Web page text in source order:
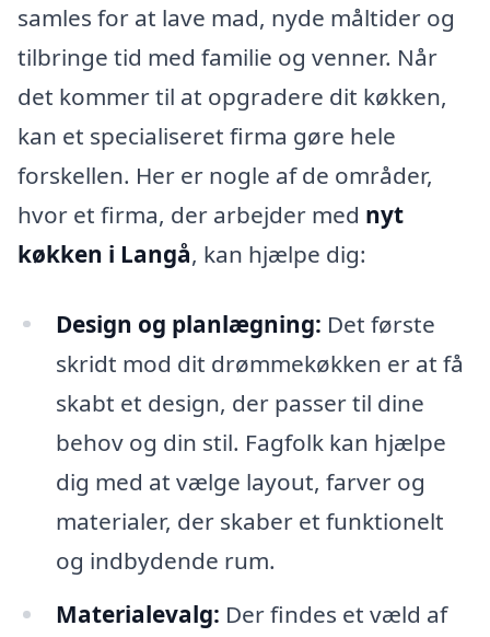
samles for at lave mad, nyde måltider og
tilbringe tid med familie og venner. Når
det kommer til at opgradere dit køkken,
kan et specialiseret firma gøre hele
forskellen. Her er nogle af de områder,
hvor et firma, der arbejder med nyt
køkken i Langå, kan hjælpe dig:
Design og planlægning: Det første
skridt mod dit drømmekøkken er at få
skabt et design, der passer til dine
behov og din stil. Fagfolk kan hjælpe
dig med at vælge layout, farver og
materialer, der skaber et funktionelt
og indbydende rum.
Materialevalg: Der findes et væld af